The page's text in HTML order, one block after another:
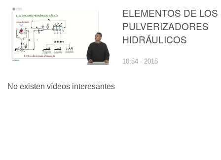
ELEMENTOS DE LOS
PULVERIZADORES
HIDRÁULICOS
10:54 · 2015
No existen vídeos interesantes